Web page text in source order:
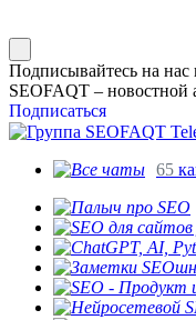
Подписывайтесь на нас
SEOFAQT – новостной
Подписаться
65